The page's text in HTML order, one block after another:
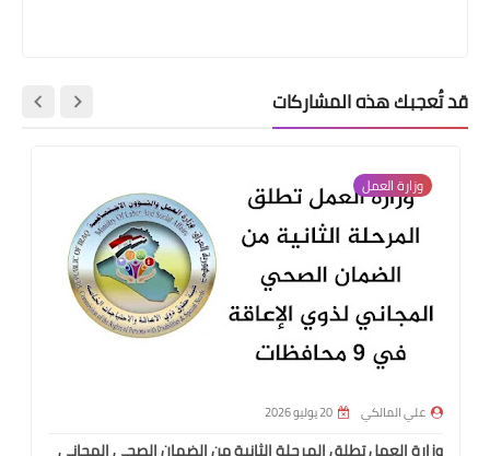
قد تُعجبك هذه المشاركات
وزارة العمل
علي المالكي 20 يوليو 2026